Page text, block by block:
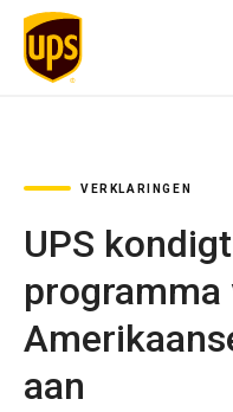
VERKLARINGEN
UPS
programma
aan